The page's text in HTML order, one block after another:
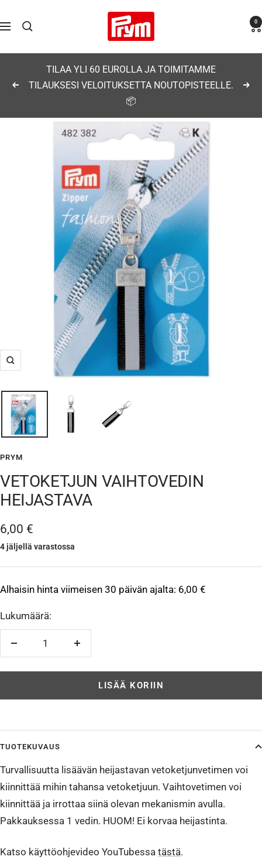
sisältöön
Navigaatio
Prym 0
Edellinen
TILAA YLI 60 EUROLLA JA TOIMITAMME
TILAUKSESI VELOITUKSETTA NOUTOPISTEELLE.
📦
Suurenna
PRYM
VETOKETJUN VAIHTOVEDIN
HEIJASTAVA
Alennushinta
6,00 €
4 jäljellä varastossa
Alhaisin hinta viimeisen 30 päivän ajalta: 6,00 €
Lukumäärä:
Vähennä
LISÄÄ KORIIN
TUOTEKUVAUS
Turvallisuutta lisäävän heijastavan vetoketjunvetimen voi
kiinnittää mihin tahansa vetoketjuun. Vaihtovetimen voi
kiinnittää ja irrottaa siinä olevan mekanismin avulla.
Pakkauksessa 1 vedin. HUOM! Ei korvaa heijastinta.
Katso käyttöohjevideo YouTubessa tästä.